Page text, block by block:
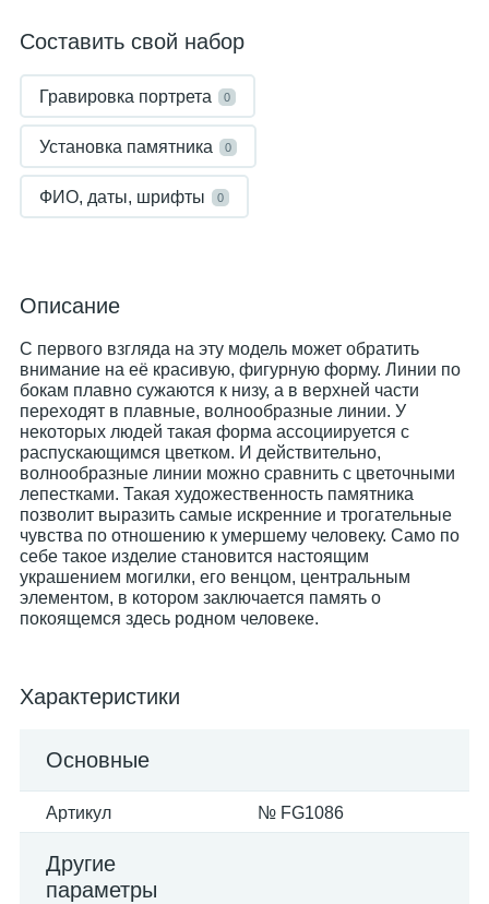
Составить свой набор
Гравировка портрета 0
Установка памятника 0
ФИО, даты, шрифты 0
Описание
С первого взгляда на эту модель может обратить
внимание на её красивую, фигурную форму. Линии по
бокам плавно сужаются к низу, а в верхней части
переходят в плавные, волнообразные линии. У
некоторых людей такая форма ассоциируется с
распускающимся цветком. И действительно,
волнообразные линии можно сравнить с цветочными
лепестками. Такая художественность памятника
позволит выразить самые искренние и трогательные
чувства по отношению к умершему человеку. Само по
себе такое изделие становится настоящим
украшением могилки, его венцом, центральным
элементом, в котором заключается память о
покоящемся здесь родном человеке.
Характеристики
Основные
Артикул № FG1086
Другие
параметры